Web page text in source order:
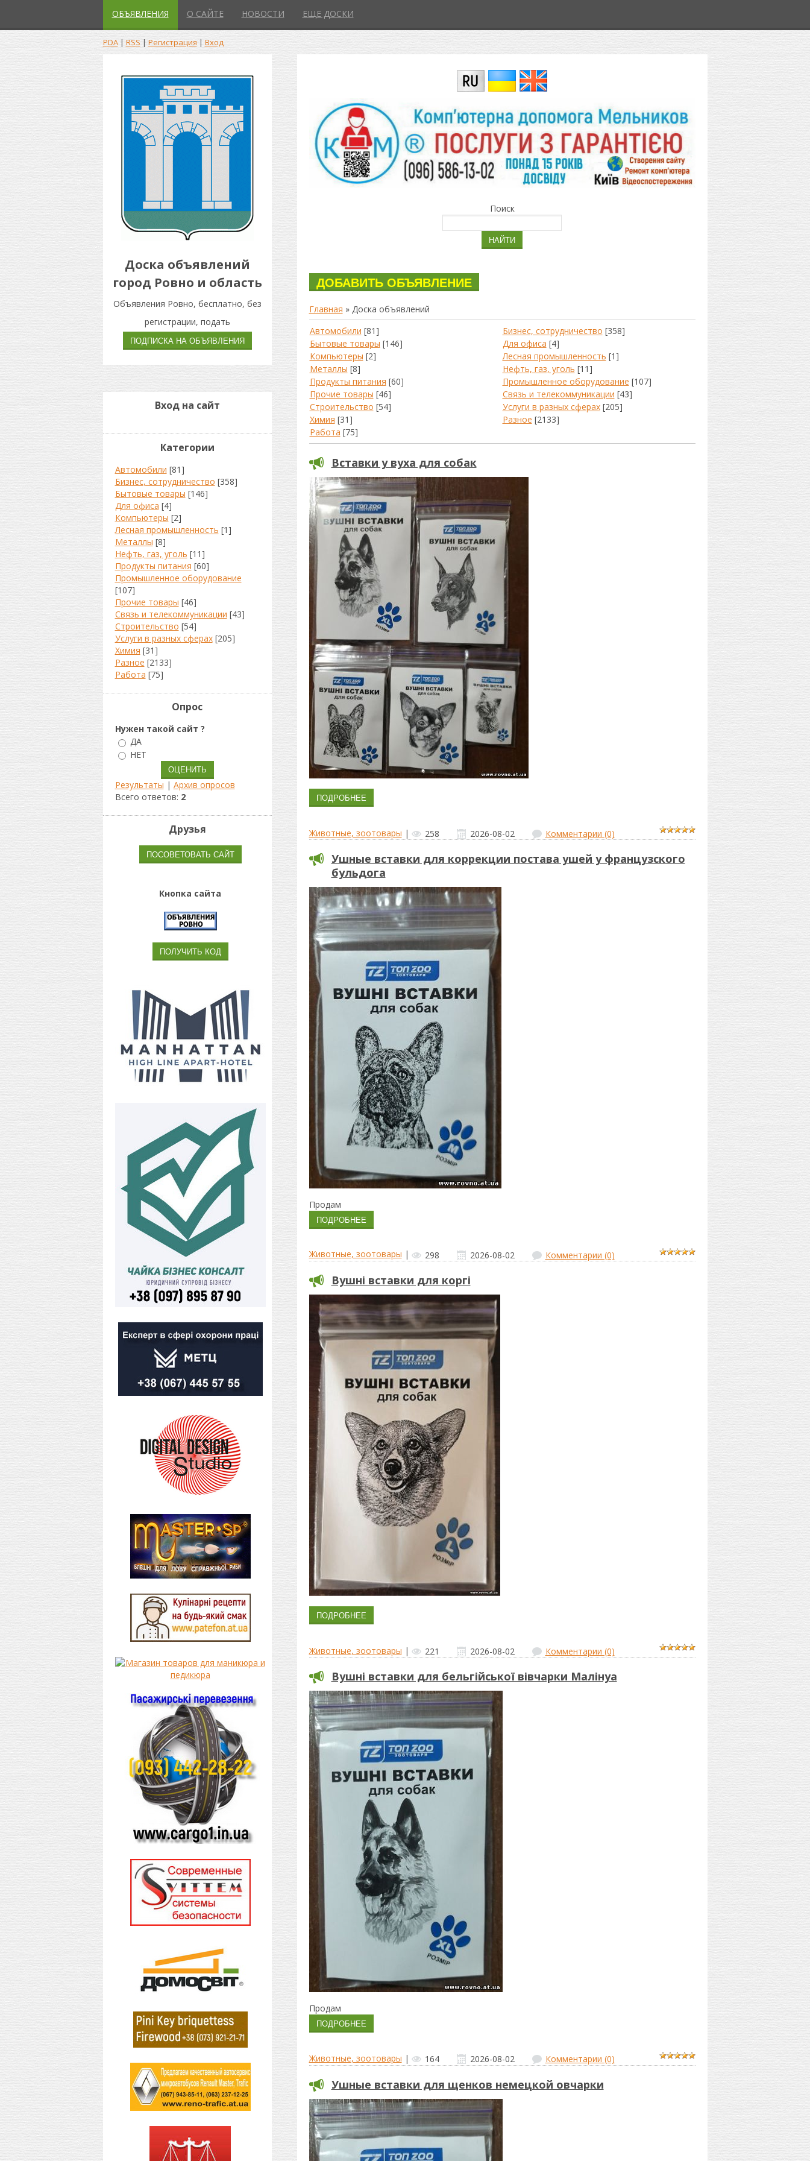
ОБЪЯВЛЕНИЯ О САЙТЕ НОВОСТИ ЕЩЕ ДОСКИ
PDA| RSS | Регистрация | Вход
Доска объявлений
город Ровно и область
Объявления Ровно, бесплатно, без
регистрации, подать
Поиск
Главная » Доска объявлений
Автомобили [81] Бизнес, сотрудничество [358]
Бытовые товары [146] Для офиса [4]
Компьютеры [2] Лесная промышленность [1]
Металлы [8] Нефть, газ, уголь [11]
Продукты питания [60] Промышленное оборудование [107]
Прочие товары [46] Связь и телекоммуникации [43]
Строительство [54] Услуги в разных сферах [205]
Химия [31] Разное [2133]
Работа [75]
Вставки у вуха для собак
Животные, зоотовары | 258 2026-08-02 Комментарии (0)
Ушные вставки для коррекции постава ушей у французского
бульдога
Продам
Животные, зоотовары | 298 2026-08-02 Комментарии (0)
Вушні вставки для коргі
Животные, зоотовары | 221 2026-08-02 Комментарии (0)
Вушні вставки для бельгійської вівчарки Малінуа
Продам
Животные, зоотовары | 164 2026-08-02 Комментарии (0)
Ушные вставки для щенков немецкой овчарки
Вход на сайт
Категории
Автомобили [81]
Бизнес, сотрудничество [358]
Бытовые товары [146]
Для офиса [4]
Компьютеры [2]
Лесная промышленность [1]
Металлы [8]
Нефть, газ, уголь [11]
Продукты питания [60]
Промышленное оборудование
[107]
Прочие товары [46]
Связь и телекоммуникации [43]
Строительство [54]
Услуги в разных сферах [205]
Химия [31]
Разное [2133]
Работа [75]
Опрос
Нужен такой сайт ?
ДА
НЕТ
Результаты | Архив опросов
Всего ответов: 2
Друзья
Кнопка сайта